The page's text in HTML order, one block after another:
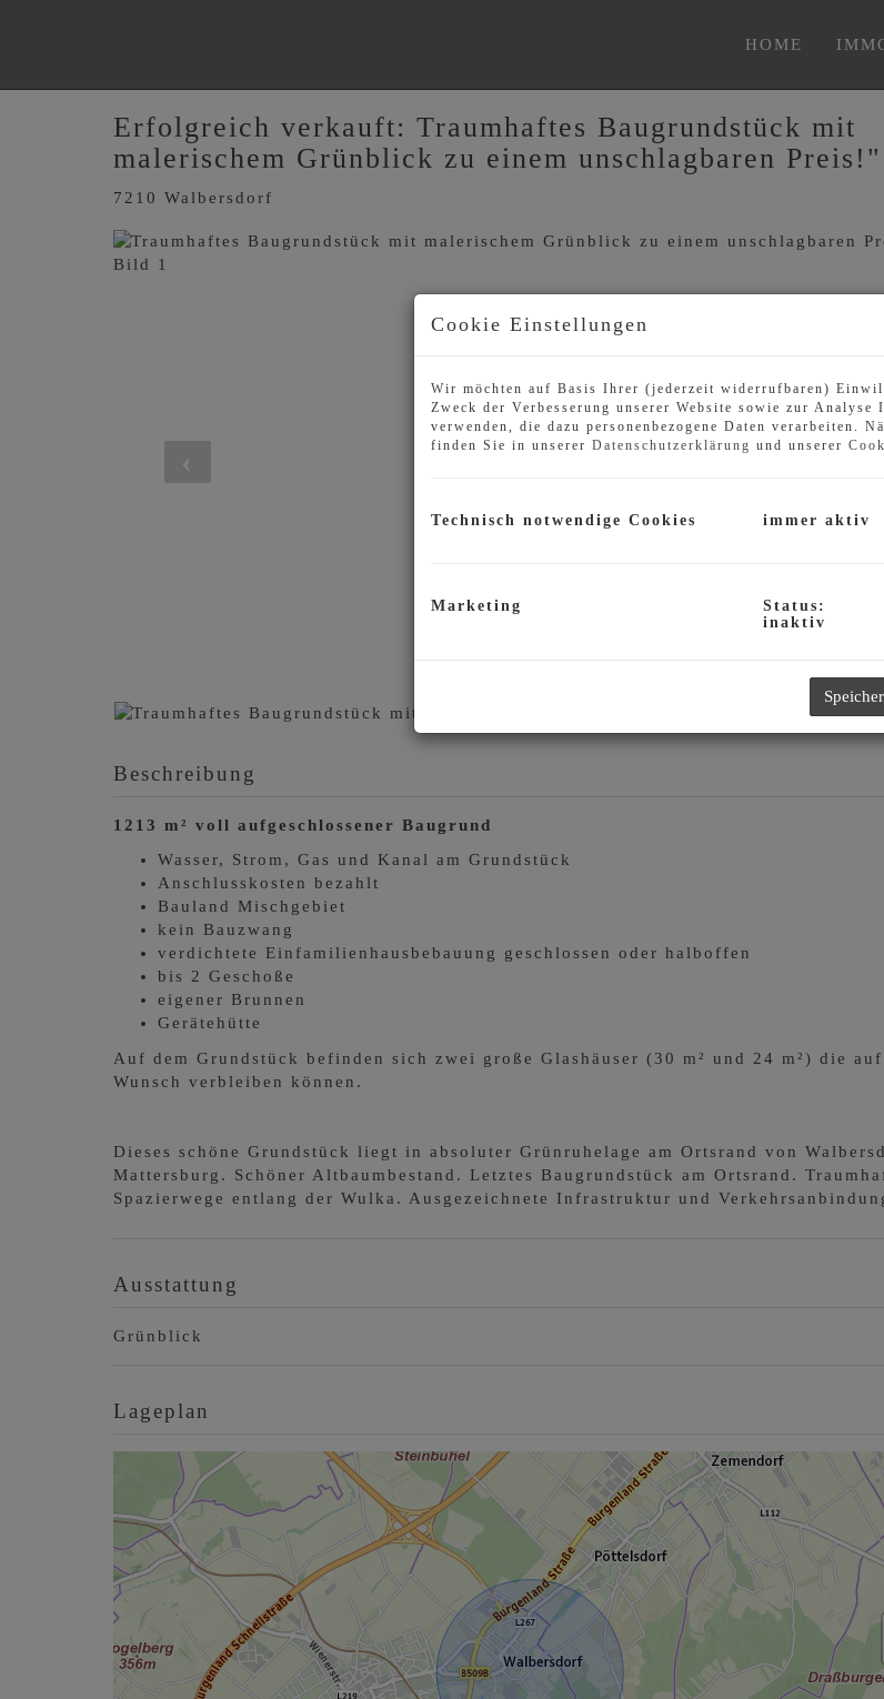
HOME
Erfolgreich verkauft: Traumhaftes Baugrundstück mit
malerischem Grünblick zu einem unschlagbaren Preis!"
7210 Walbersdorf
Beschreibung
1213 m² voll aufgeschlossener Baugrund
Wasser, Strom, Gas und Kanal am Grundstück
Anschlusskosten bezahlt
Bauland Mischgebiet
kein Bauzwang
verdichtete Einfamilienhausbebauung geschlossen oder halboffen
bis 2 Geschoße
eigener Brunnen
Gerätehütte
Auf dem Grundstück befinden sich zwei große Glashäuser (30 m² und 24 m²) die auf
Wunsch verbleiben können.
Dieses schöne Grundstück liegt in absoluter Grünruhelage am Ortsrand von
Mattersburg. Schöner Altbaumbestand. Letztes Baugrundstück am Ortsrand.
Spazierwege entlang der Wulka. Ausgezeichnete Infrastruktur und
Ausstattung
Grünblick
Lageplan
Cookie Einstellungen
Wir möchten auf Basis Ihrer (jederzeit widerrufbaren)
Zweck der Verbesserung unserer Website sowie zur Analyse
verwenden, die dazu personenbezogene Daten verarbeiten.
finden Sie in unserer Datenschutzerklärung und unserer
Technisch notwendige Cookies immer aktiv
Marketing
Status:
inaktiv